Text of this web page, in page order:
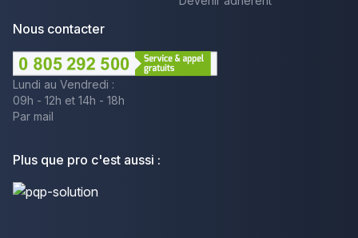
Nous contacter
Lundi au Vendredi :
09h - 12h et 14h - 18h
Par mail
Plus que pro c'est aussi :